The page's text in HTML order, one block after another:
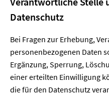
Datenschutz
Bei Fragen zur Erhebung,
personenbezogenen Daten
Ergänzung, Sperrung,
einer erteilten Einwilligung
die für den Datenschutz